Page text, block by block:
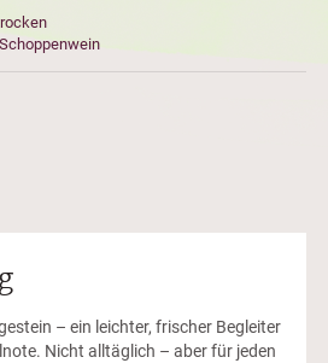
Schoppenwein
– ein leichter, frischer Begleiter
Nicht alltäglich – aber für jeden